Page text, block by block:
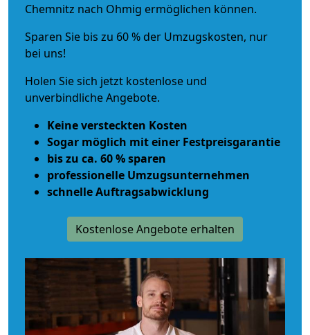
Chemnitz nach Ohmig ermöglichen können.
Sparen Sie bis zu 60 % der Umzugskosten, nur
bei uns!
Holen Sie sich jetzt kostenlose und
unverbindliche Angebote.
Keine versteckten Kosten
Sogar möglich mit einer Festpreisgarantie
bis zu ca. 60 % sparen
professionelle Umzugsunternehmen
schnelle Auftragsabwicklung
Kostenlose Angebote erhalten